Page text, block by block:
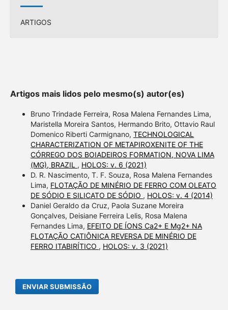
ARTIGOS
Artigos mais lidos pelo mesmo(s) autor(es)
Bruno Trindade Ferreira, Rosa Malena Fernandes Lima,
Maristella Moreira Santos, Hermando Brito, Ottavio Raul
Domenico Riberti Carmignano, TECHNOLOGICAL
CHARACTERIZATION OF METAPIROXENITE OF THE
CÓRREGO DOS BOIADEIROS FORMATION, NOVA LIMA
(MG), BRAZIL , HOLOS: v. 6 (2021)
D. R. Nascimento, T. F. Souza, Rosa Malena Fernandes
Lima, FLOTAÇÃO DE MINÉRIO DE FERRO COM OLEATO
DE SÓDIO E SILICATO DE SÓDIO , HOLOS: v. 4 (2014)
Daniel Geraldo da Cruz, Paola Suzane Moreira
Gonçalves, Deisiane Ferreira Lelis, Rosa Malena
Fernandes Lima, EFEITO DE ÍONS Ca2+ E Mg2+ NA
FLOTAÇÃO CATIÔNICA REVERSA DE MINÉRIO DE
FERRO ITABIRÍTICO , HOLOS: v. 3 (2021)
ENVIAR SUBMISSÃO